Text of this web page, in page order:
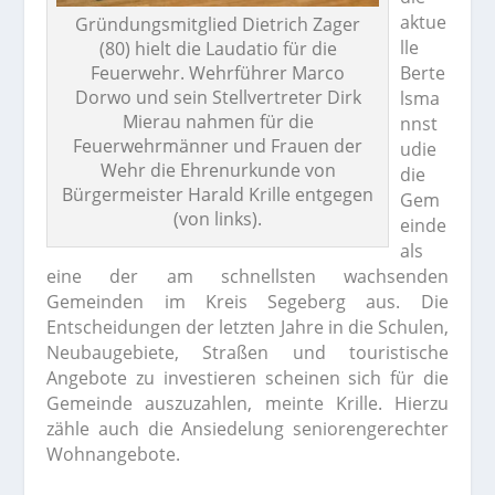
Gründungsmitglied Dietrich Zager
(80) hielt die Laudatio für die
Feuerwehr. Wehrführer Marco
Dorwo und sein Stellvertreter Dirk
Mierau nahmen für die
Feuerwehrmänner und Frauen der
Wehr die Ehrenurkunde von
Bürgermeister Harald Krille entgegen
(von links).
aktue
lle
Berte
lsma
nnst
udie
die
Gem
einde
als
eine der am schnellsten wachsenden
Gemeinden im Kreis Segeberg aus. Die
Entscheidungen der letzten Jahre in die Schulen,
Neubaugebiete, Straßen und touristische
Angebote zu investieren scheinen sich für die
Gemeinde auszuzahlen, meinte Krille. Hierzu
zähle auch die Ansiedelung seniorengerechter
Wohnangebote.